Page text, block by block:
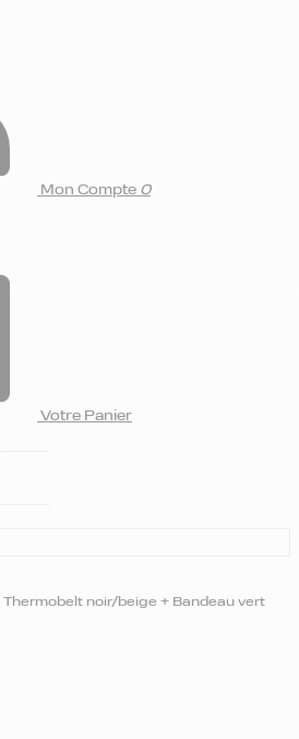
Mon Compte 0
Votre Panier
Thermobelt noir/beige + Bandeau vert